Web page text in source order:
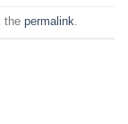
the permalink.